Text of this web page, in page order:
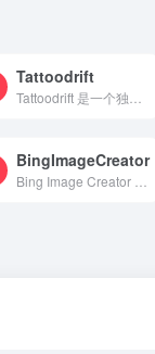
Tattoodrift
BingImageCreator